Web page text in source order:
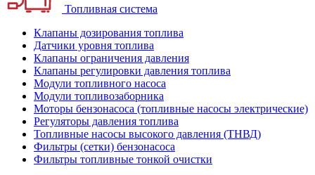
Топливная система
Клапаны дозирования топлива
Датчики уровня топлива
Клапаны ограничения давления
Клапаны регулировки давления топлива
Модули топливного насоса
Модули топливозаборника
Моторы бензонасоса (топливные насосы электрические)
Регуляторы давления топлива
Топливные насосы высокого давления (ТНВД)
Фильтры (сетки) бензонасоса
Фильтры топливные тонкой очистки